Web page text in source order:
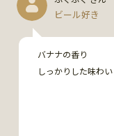
ビール好き
バナナの香り
しっかりした味わい